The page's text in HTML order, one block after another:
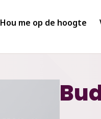
Hou me op de hoogte